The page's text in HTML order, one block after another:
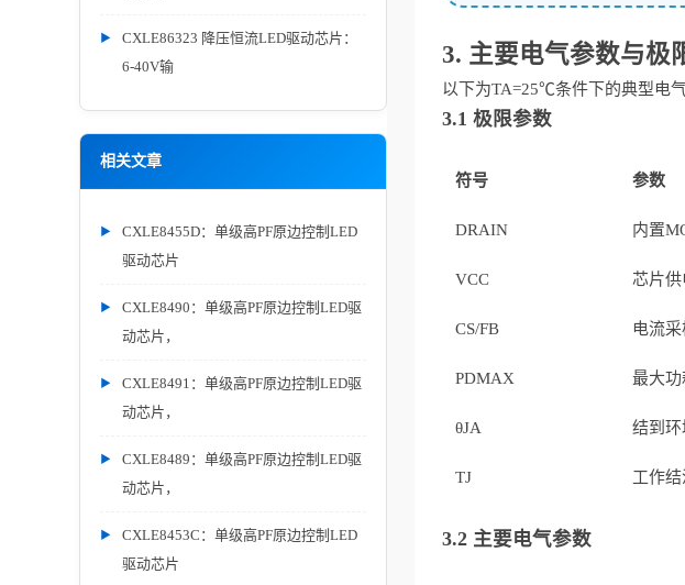
CXLE86323 降压恒流LED驱动芯片：
6-40V输
相关文章
CXLE8455D：单级高PF原边控制LED
驱动芯片
CXLE8490：单级高PF原边控制LED驱
动芯片，
CXLE8491：单级高PF原边控制LED驱
动芯片，
CXLE8489：单级高PF原边控制LED驱
动芯片，
CXLE8453C：单级高PF原边控制LED
驱动芯片
3. 主要电气参数与极
以下为TA=25℃条件下的典型电
3.1 极限参数
符号 参数
DRAIN 内置
VCC 芯片
CS/FB 电流
PDMAX 最大
θJA 结到环
TJ 工作结
3.2 主要电气参数